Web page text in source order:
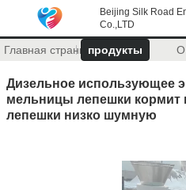
Beijing Silk Road
Co.,LTD
Главная страницапродукты О
Дизельное использующее
мельницы лепешки кормит
лепешки низко шумную